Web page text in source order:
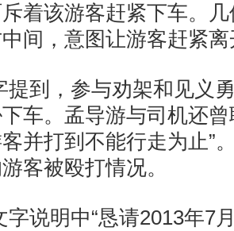
着该游客赶紧下车。
间，意图让游客赶紧
到，参与劝架和见义
车。孟导游与司机还
并打到不能行走为止”
客被殴打情况。
说明中“恳请2013年7